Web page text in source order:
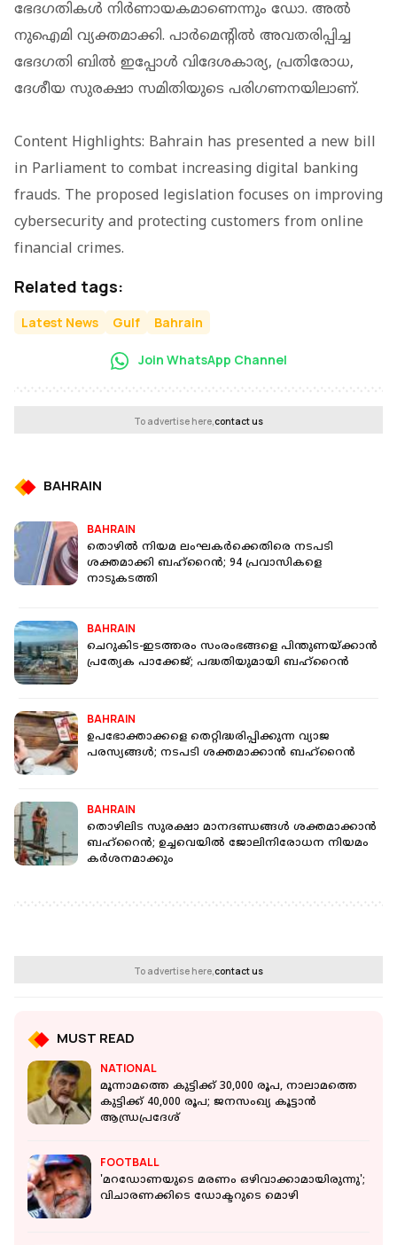
ഭേദഗതികള്‍ നിര്‍ണായകമാണെന്നും ഡോ. അല്‍
നുഐമി വ്യക്തമാക്കി. പാര്‍മെന്റില്‍ അവതരിപ്പിച്ച
ഭേദഗതി ബില്‍ ഇപ്പോള്‍ വിദേശകാര്യ, പ്രതിരോധ,
ദേശീയ സുരക്ഷാ സമിതിയുടെ പരിഗണനയിലാണ്.
Content Highlights: Bahrain has presented a new bill
in Parliament to combat increasing digital banking
frauds. The proposed legislation focuses on improving
cybersecurity and protecting customers from online
financial crimes.
Related tags:
Latest News Gulf Bahrain
Join WhatsApp Channel
To advertise here,contact us
BAHRAIN
BAHRAIN
തൊഴിൽ നിയമ ലംഘകർക്കെതിരെ നടപടി
ശക്തമാക്കി ബഹ്റൈൻ; 94 പ്രവാസികളെ
നാടുകടത്തി
BAHRAIN
ചെറുകിട-ഇടത്തരം സംരംഭങ്ങളെ പിന്തുണയ്ക്കാൻ
പ്രത്യേക പാക്കേജ്; പദ്ധതിയുമായി ബഹ്റൈൻ
BAHRAIN
ഉപഭോക്താക്കളെ തെറ്റിദ്ധരിപ്പിക്കുന്ന വ്യാജ
പരസ്യങ്ങൾ; നടപടി ശക്തമാക്കാൻ ബഹ്റൈൻ
BAHRAIN
തൊഴിലിട സുരക്ഷാ മാനദണ്ഡങ്ങൾ ശക്തമാക്കാൻ
ബഹ്റൈൻ; ഉച്ചവെയില്‍ ജോലിനിരോധന നിയമം
കര്‍ശനമാക്കും
To advertise here,contact us
MUST READ
NATIONAL
മൂന്നാമത്തെ കുട്ടിക്ക് 30,000 രൂപ, നാലാമത്തെ
കുട്ടിക്ക് 40,000 രൂപ; ജനസംഖ്യ കൂട്ടാന്‍
ആന്ധ്രപ്രദേശ്
FOOTBALL
'മറഡോണയുടെ മരണം ഒഴിവാക്കാമായിരുന്നു';
വിചാരണക്കിടെ ഡോക്ടറുടെ മൊഴി